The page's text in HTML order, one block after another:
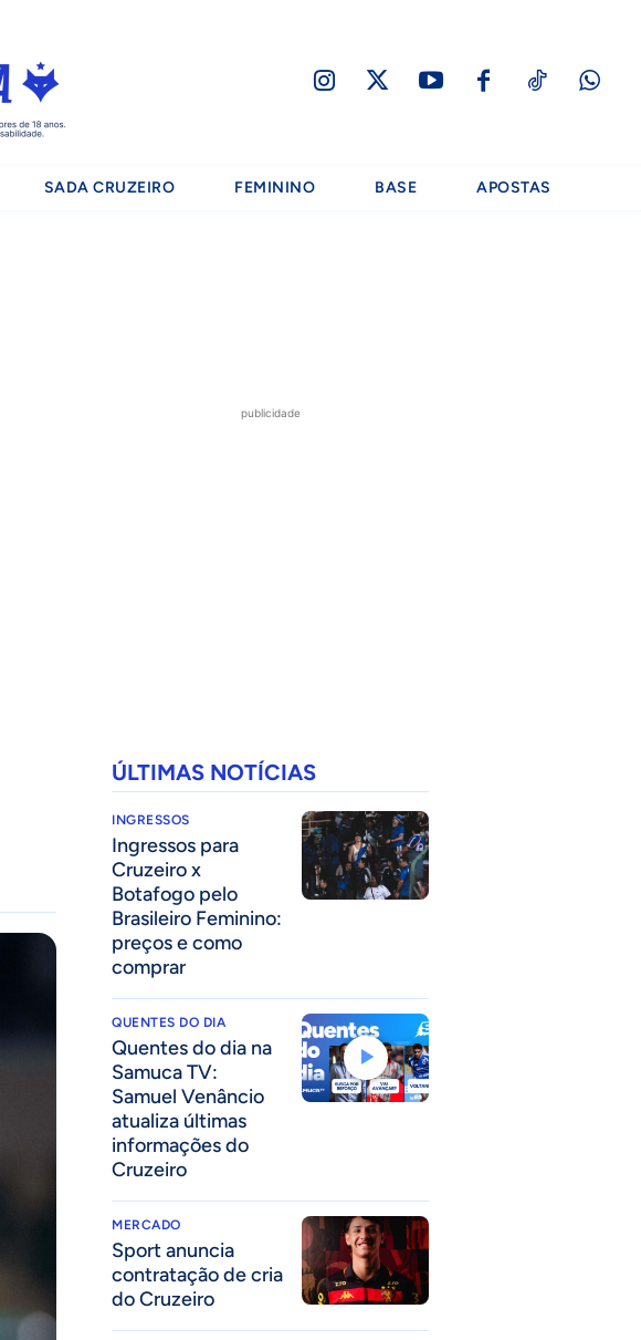
SADA CRUZEIRO FEMININO BASE APOSTAS
publicidade
ÚLTIMAS NOTÍCIAS
INGRESSOS
Ingressos para
Cruzeiro x
Botafogo pelo
Brasileiro Feminino:
preços e como
comprar
QUENTES DO DIA
Quentes do dia na
Samuca TV:
Samuel Venâncio
atualiza últimas
informações do
Cruzeiro
MERCADO
Sport anuncia
contratação de cria
do Cruzeiro